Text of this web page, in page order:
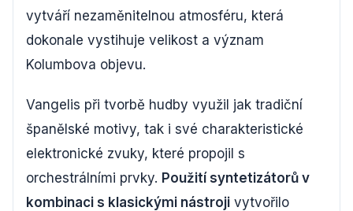
vytváří nezaměnitelnou atmosféru, která
dokonale vystihuje velikost a význam
Kolumbova objevu.
Vangelis při tvorbě hudby využil jak tradiční
španělské motivy, tak i své charakteristické
elektronické zvuky, které propojil s
orchestrálními prvky. Použití syntetizátorů v
kombinaci s klasickými nástroji vytvořilo